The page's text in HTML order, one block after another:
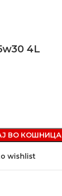
4L
ВО КОШНИЦА
wishlist